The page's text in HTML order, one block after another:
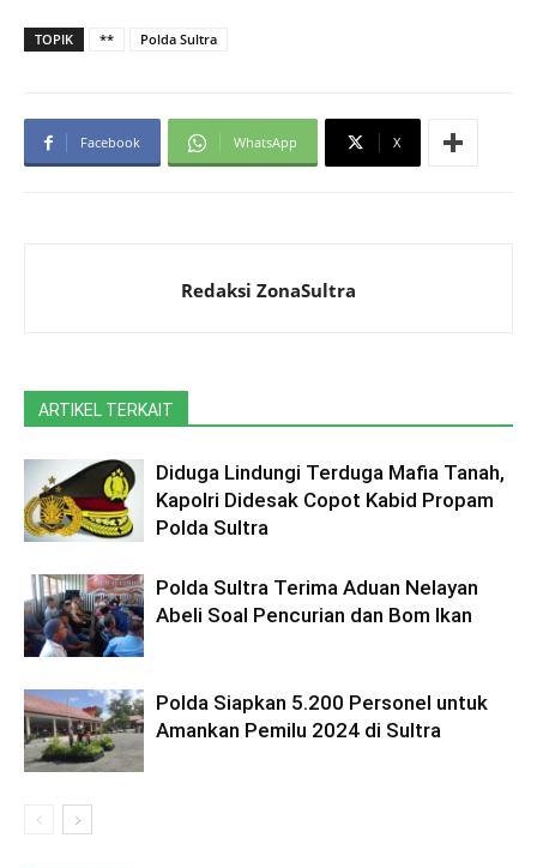
TOPIK ** Polda Sultra
Facebook WhatsApp X
Redaksi ZonaSultra
ARTIKEL TERKAIT
Diduga Lindungi Terduga Mafia Tanah,
Kapolri Didesak Copot Kabid Propam
Polda Sultra
Polda Sultra Terima Aduan Nelayan
Abeli Soal Pencurian dan Bom Ikan
Polda Siapkan 5.200 Personel untuk
Amankan Pemilu 2024 di Sultra